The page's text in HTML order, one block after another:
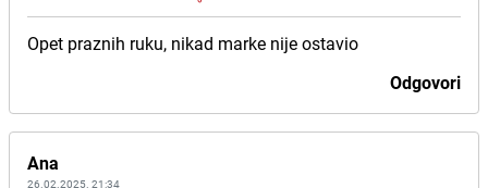
Opet praznih ruku, nikad marke nije ostavio
Odgovori
Ana
26.02.2025. 21:34